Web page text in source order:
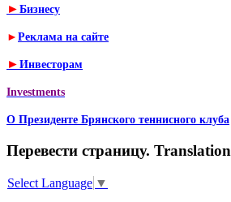
► Бизнесу
► Реклама на сайте
► Инвесторам
Investments
О Президенте Брянского теннисного клуба
Перевести страницу. Translation
Select Language ▼